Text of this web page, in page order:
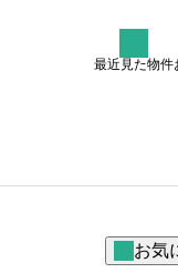
最近見た物件